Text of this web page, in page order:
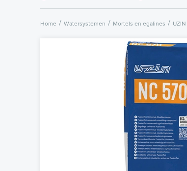
Home Watersystemen Mortels en egalines